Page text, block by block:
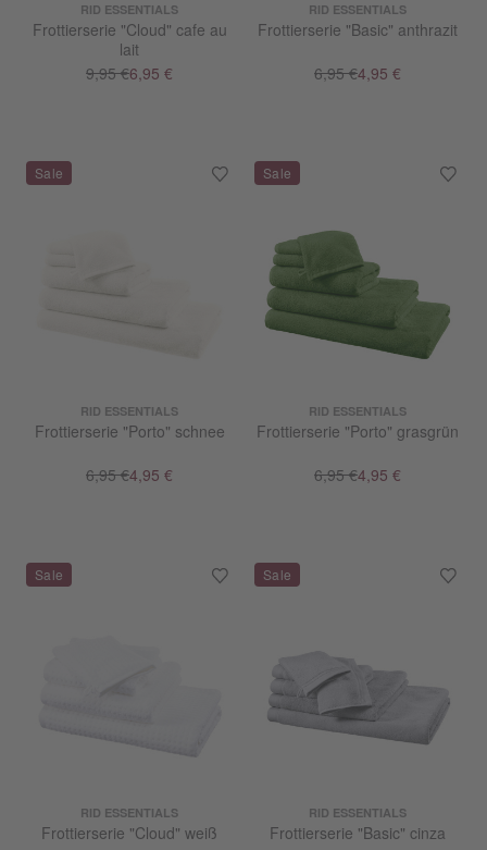
RID ESSENTIALS
Frottierserie "Cloud" cafe au
lait
9,95 €6,95 €
RID ESSENTIALS
Frottierserie "Basic" anthrazit
6,95 €4,95 €
RID ESSENTIALS
Frottierserie "Porto" schnee
6,95 €4,95 €
RID ESSENTIALS
Frottierserie "Porto" grasgrün
6,95 €4,95 €
RID ESSENTIALS
Frottierserie "Cloud" weiß
RID ESSENTIALS
Frottierserie "Basic" cinza